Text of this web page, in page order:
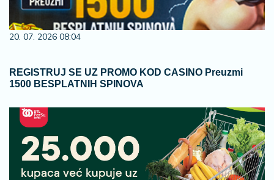
20. 07. 2026 08:04
REGISTRUJ SE UZ PROMO KOD CASINO Preuzmi
1500 BESPLATNIH SPINOVA